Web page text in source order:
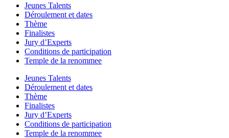
Jeunes Talents
Déroulement et dates
Thème
Finalistes
Jury d’Experts
Conditions de participation
Temple de la renommee
Jeunes Talents
Déroulement et dates
Thème
Finalistes
Jury d’Experts
Conditions de participation
Temple de la renommee